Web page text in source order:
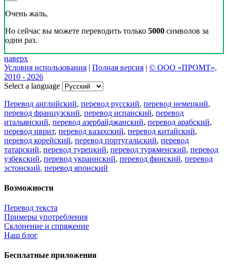
Очень жаль,
Но сейчас вы можете переводить только 5000 символов за
один раз.
наверх
Условия использования | Полная версия | © ООО «ПРОМТ»,
2010 - 2026
Select a language
Перевод английский, перевод русский, перевод немецкий,
перевод французский, перевод испанский, перевод
итальянский, перевод азербайджанский, перевод арабский,
перевод иврит, перевод казахский, перевод китайский,
перевод корейский, перевод португальский, перевод
татарский, перевод турецкий, перевод туркменский, перевод
узбекский, перевод украинский, перевод финский, перевод
эстонский, перевод японский
Возможности
Перевод текста
Примеры употребления
Склонение и спряжение
Наш блог
Бесплатные приложения